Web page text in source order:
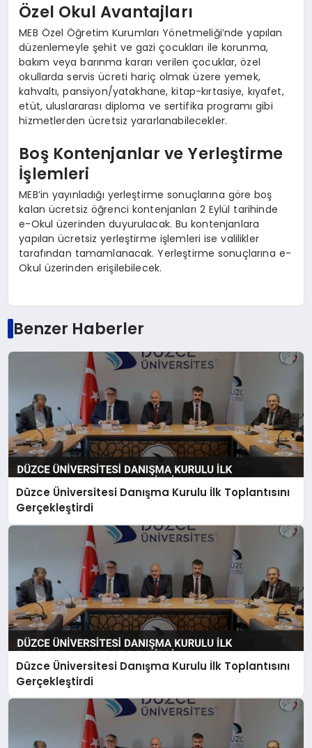
Özel Okul Avantajları
MEB Özel Öğretim Kurumları Yönetmeliği’nde yapılan
düzenlemeyle şehit ve gazi çocukları ile korunma,
bakım veya barınma kararı verilen çocuklar, özel
okullarda servis ücreti hariç olmak üzere yemek,
kahvaltı, pansiyon/yatakhane, kitap-kırtasiye, kıyafet,
etüt, uluslararası diploma ve sertifika programı gibi
hizmetlerden ücretsiz yararlanabilecekler.
Boş Kontenjanlar ve Yerleştirme
İşlemleri
MEB’in yayınladığı yerleştirme sonuçlarına göre boş
kalan ücretsiz öğrenci kontenjanları 2 Eylül tarihinde
e-Okul üzerinden duyurulacak. Bu kontenjanlara
yapılan ücretsiz yerleştirme işlemleri ise valilikler
tarafından tamamlanacak. Yerleştirme sonuçlarına e-
Okul üzerinden erişilebilecek.
Benzer Haberler
Düzce Üniversitesi Danışma Kurulu İlk Toplantısını
Gerçekleştirdi
Düzce Üniversitesi Danışma Kurulu İlk Toplantısını
Gerçekleştirdi